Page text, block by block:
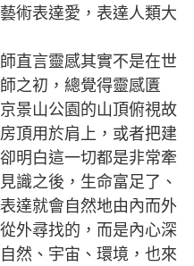
術表達愛，表達人類大
直言靈感其實不是在世
之初，總覺得靈感匱
景山公園的山頂俯視故
頂用於肩上，或者把建
明白這一切都是非常牽
識之後，生命富足了、
達就會自然地由內而外
外尋找的，而是內心深
然、宇宙、環境，也來